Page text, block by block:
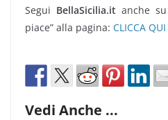
Segui BellaSicilia.it anche
piace” alla pagina: CLICCA QUI
Vedi Anche ...